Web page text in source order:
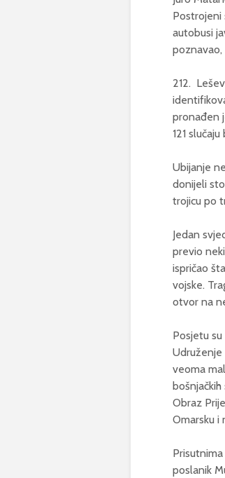
Postrojeni
autobusi
212.
pronađen
121
Ubijanje
donijeli
trojicu po
Jedan
previo
ispričao
vojske.
otvor na
Posjetu
Udruženje
veoma
Obraz
Omarsku i
poslanik